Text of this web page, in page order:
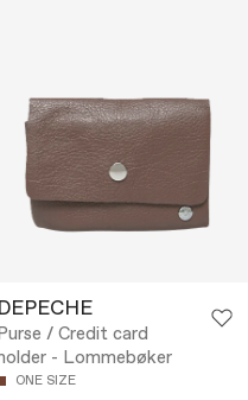
DEPECHE
/ Credit card
- Lommebøker
ONE SIZE